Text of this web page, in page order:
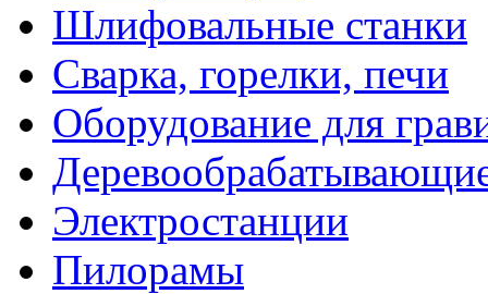
Шлифовальные станки
Сварка, горелки, печи
Оборудование для
Электростанции
Пилорамы